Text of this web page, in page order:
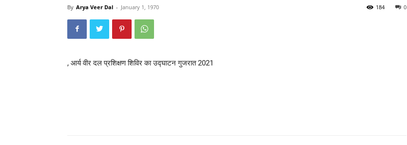
By Arya Veer Dal - January 1, 1970 0
184
, आर्य वीर दल प्रशिक्षण शिविर का उद्घाटन गुजरात 2021